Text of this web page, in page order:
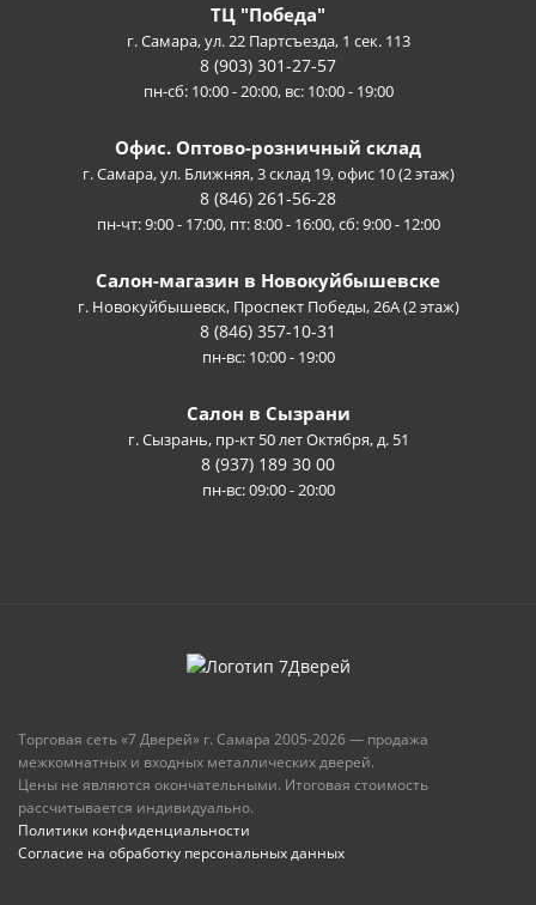
ТЦ "Победа"
г. Самара, ул. 22 Партсъезда, 1 сек. 113
8 (903) 301-27-57
пн-сб: 10:00 - 20:00, вс: 10:00 - 19:00
Офис. Оптово-розничный склад
г. Самара, ул. Ближняя, 3 склад 19, офис 10 (2 этаж)
8 (846) 261-56-28
пн-чт: 9:00 - 17:00, пт: 8:00 - 16:00, сб: 9:00 - 12:00
Салон-магазин в Новокуйбышевске
г. Новокуйбышевск, Проспект Победы, 26А (2 этаж)
8 (846) 357-10-31
пн-вс: 10:00 - 19:00
Салон в Сызрани
г. Сызрань, пр-кт 50 лет Октября, д. 51
8 (937) 189 30 00
пн-вс: 09:00 - 20:00
Торговая сеть «7 Дверей» г. Самара 2005-2026 — продажа
межкомнатных и входных металлических дверей.
Цены не являются окончательными. Итоговая стоимость
рассчитывается индивидуально.
Политики конфиденциальности
Согласие на обработку персональных данных